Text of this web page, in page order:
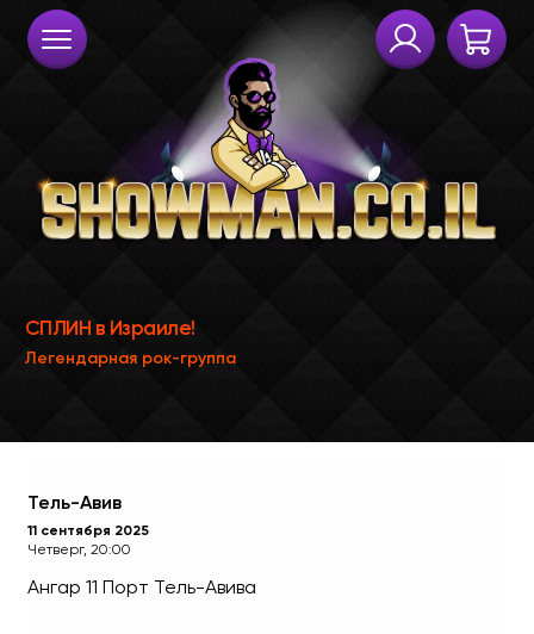
Тель-Авив
11 сентября 2025
Четверг, 20:00
Ангар 11 Порт Тель-Авива